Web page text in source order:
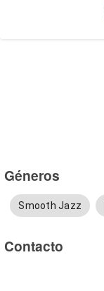
Géneros
Smooth Jazz
Contacto